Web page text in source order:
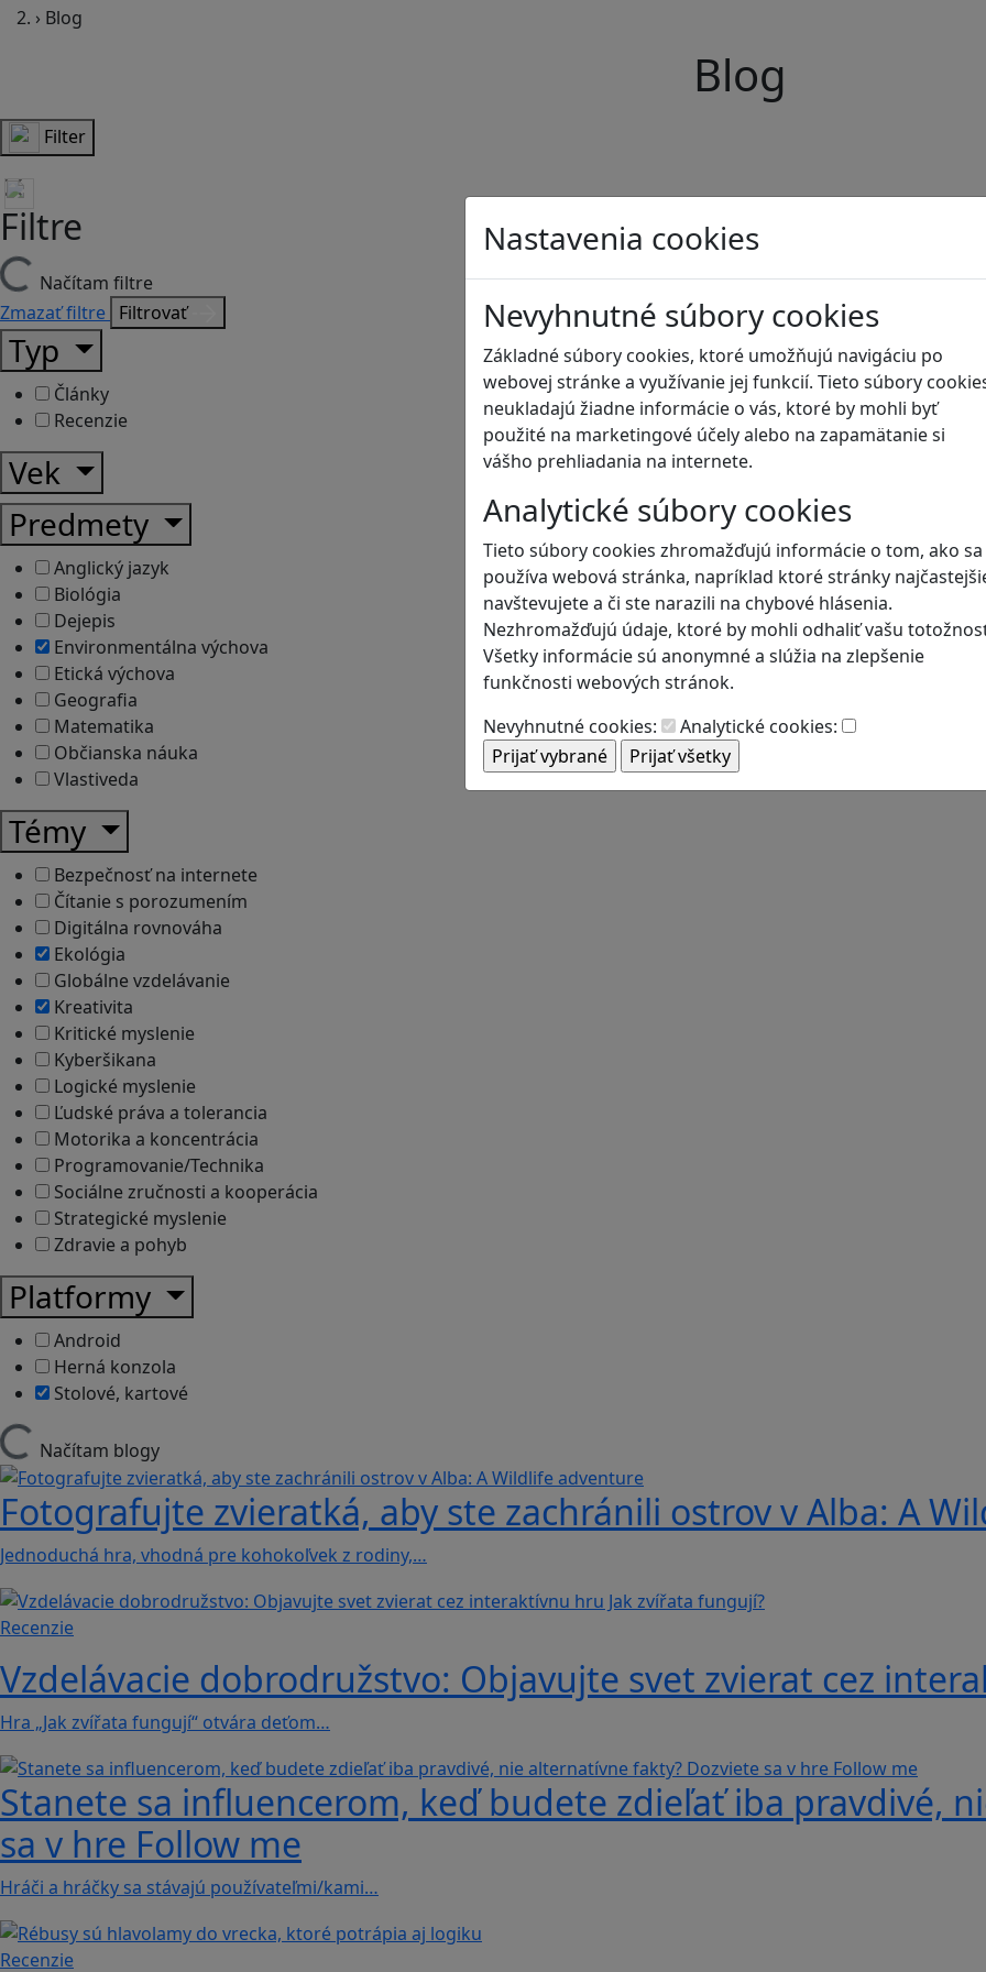
Nastavenia cookies
Nevyhnutné súbory cookies
Základné súbory cookies, ktoré umožňujú navigáciu po
webovej stránke a využívanie jej funkcií. Tieto súbory
neukladajú žiadne informácie o vás, ktoré by mohli byť
použité na marketingové účely alebo na zapamätanie si
vášho prehliadania na internete.
Analytické súbory cookies
Tieto súbory cookies zhromažďujú informácie o tom, ako sa
používa webová stránka, napríklad ktoré stránky
navštevujete a či ste narazili na chybové hlásenia.
Nezhromažďujú údaje, ktoré by mohli odhaliť vašu
Všetky informácie sú anonymné a slúžia na zlepšenie
funkčnosti webových stránok.
Nevyhnutné cookies:
Analytické cookies:
› Blog
Blog
Filter
Filtre
Načítam filtre
Zmazať filtre Filtrovať
Typ
Články
Recenzie
Vek
Predmety
Anglický jazyk
Biológia
Dejepis
Environmentálna výchova
Etická výchova
Geografia
Matematika
Občianska náuka
Vlastiveda
Témy
Bezpečnosť na internete
Čítanie s porozumením
Digitálna rovnováha
Ekológia
Globálne vzdelávanie
Kreativita
Kritické myslenie
Kyberšikana
Logické myslenie
Ľudské práva a tolerancia
Motorika a koncentrácia
Programovanie/Technika
Sociálne zručnosti a kooperácia
Strategické myslenie
Zdravie a pohyb
Platformy
Android
Herná konzola
Stolové, kartové
Načítam blogy
Fotografujte zvieratká, aby ste zachránili ostrov v Alba: A
Jednoduchá hra, vhodná pre kohokoľvek z rodiny,…
Recenzie
Vzdelávacie dobrodružstvo: Objavujte svet zvierat cez
Hra „Jak zvířata fungují“ otvára deťom…
Stanete sa influencerom, keď budete zdieľať iba pravdivé,
sa v hre Follow me
Hráči a hráčky sa stávajú používateľmi/kami…
Recenzie